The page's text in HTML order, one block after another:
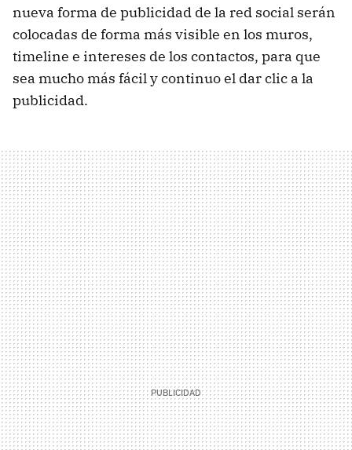
nueva forma de publicidad de la red social serán
colocadas de forma más visible en los muros,
timeline e intereses de los contactos, para que
sea mucho más fácil y continuo el dar clic a la
publicidad.